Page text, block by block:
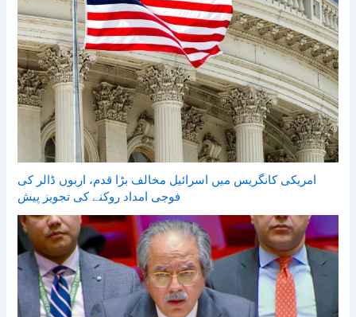
امریکی کانگریس میں اسرائیل مخالف بڑا قدم، اربوں ڈالر کی
فوجی امداد روکنے کی تجویز پیش